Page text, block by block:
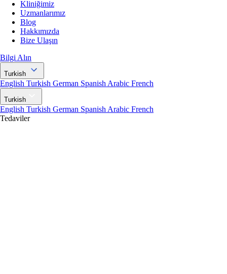
Kliniğimiz
Uzmanlarımız
Blog
Hakkımızda
Bize Ulaşın
Bilgi Alın
Turkish
English Turkish German Spanish Arabic French
Turkish
English Turkish German Spanish Arabic French
Tedaviler